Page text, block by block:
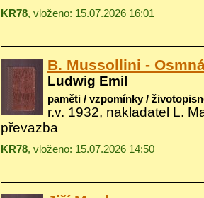
KR78, vloženo: 15.07.2026 16:01
B. Mussollini -
Ludwig Emil
paměti / vzpomínky /
r.v. 1932, nakladatel L.
převazba
KR78, vloženo: 15.07.2026 14:50